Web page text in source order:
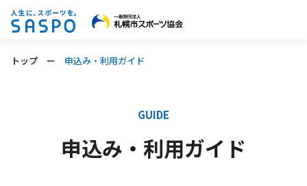
SASPOとは
申込み・利用ガイド
トップ ー 申込み・利用ガイド
GUIDE
申込み・利用ガイド